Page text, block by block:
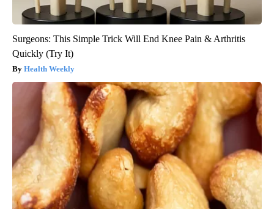
Surgeons: This Simple Trick Will End Knee Pain & Arthritis
Quickly (Try It)
Health Weekly